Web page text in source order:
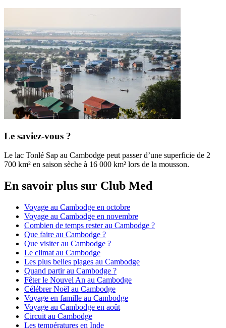
Le saviez-vous ?
Le lac Tonlé Sap au Cambodge peut passer d’une superficie de 2
700 km² en saison sèche à 16 000 km² lors de la mousson.
En savoir plus sur Club Med
Voyage au Cambodge en octobre
Voyage au Cambodge en novembre
Combien de temps rester au Cambodge ?
Que faire au Cambodge ?
Que visiter au Cambodge ?
Le climat au Cambodge
Les plus belles plages au Cambodge
Quand partir au Cambodge ?
Fêter le Nouvel An au Cambodge
Célébrer Noël au Cambodge
Voyage en famille au Cambodge
Voyage au Cambodge en août
Circuit au Cambodge
Les températures en Inde